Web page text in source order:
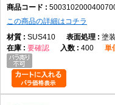
この商品の詳細はコチラ
SUS410
塗
要確認
400